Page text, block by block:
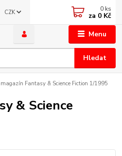
Menu
CZK
Hledat
0 ks
za 0 Kč
magazín Fantasy & Science Fiction 1/1995
& Science